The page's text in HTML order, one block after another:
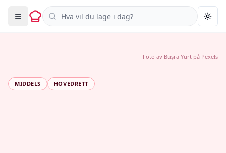
Søk i oppskrifter
MIDDELS HOVEDRETT
Foto av Büşra Yurt på Pexels